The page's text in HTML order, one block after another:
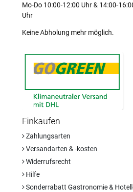
Mo-Do 10:00-12:00 Uhr & 14:00-
Uhr
Keine Abholung mehr möglich.
Einkaufen
Zahlungsarten
Versandarten & -kosten
Widerrufsrecht
Hilfe
Sonderrabatt Gastronomie &